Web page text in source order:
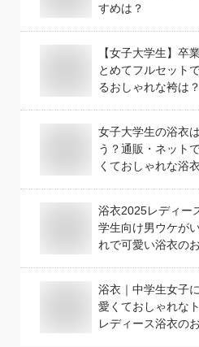
すめは？
【女子大学生】卒
とめてフルセット
るおしゃれな袴は？
女子大学生の浴衣
う？通販・ネット
くておしゃれな浴
浴衣2025レディー
学生向け男ウケが
れで可愛い浴衣の
浴衣｜中学生女子
愛くておしゃれな
レディース浴衣の